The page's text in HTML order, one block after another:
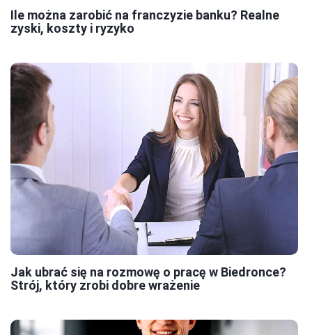
Ile można zarobić na franczyzie banku? Realne
zyski, koszty i ryzyko
Jak ubrać się na rozmowę o pracę w Biedronce?
Strój, który zrobi dobre wrażenie